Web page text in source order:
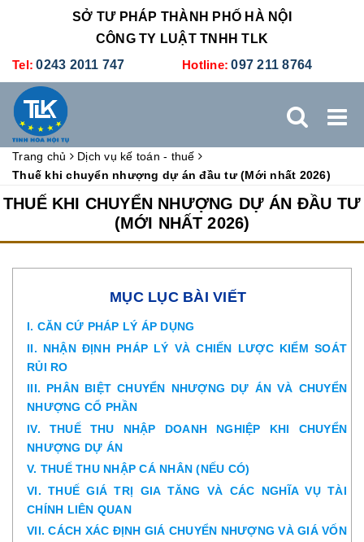
SỞ TƯ PHÁP THÀNH PHỐ HÀ NỘI
CÔNG TY LUẬT TNHH TLK
Tel: 0243 2011 747 Hotline: 097 211 8764
DỊCH VỤ KẾ TOÁN - THUẾ XÚC TIẾN THƯƠNG MẠI
BẢNG GIÁ ĐÀO TẠO TUYỂN DỤNG LIÊN HỆ
Trang chủ
Dịch vụ kế toán - thuế
Thuế khi chuyển nhượng dự án đầu tư (Mới nhất 2026)
THUẾ KHI CHUYỂN NHƯỢNG DỰ ÁN ĐẦU TƯ
(MỚI NHẤT 2026)
MỤC LỤC BÀI VIẾT
I. CĂN CỨ PHÁP LÝ ÁP DỤNG
II. NHẬN ĐỊNH PHÁP LÝ VÀ CHIẾN LƯỢC KIỂM SOÁT
RỦI RO
III. PHÂN BIỆT CHUYỂN NHƯỢNG DỰ ÁN VÀ CHUYỂN
NHƯỢNG CỔ PHẦN
IV. THUẾ THU NHẬP DOANH NGHIỆP KHI CHUYỂN
NHƯỢNG DỰ ÁN
V. THUẾ THU NHẬP CÁ NHÂN (NẾU CÓ)
VI. THUẾ GIÁ TRỊ GIA TĂNG VÀ CÁC NGHĨA VỤ TÀI
CHÍNH LIÊN QUAN
VII. CÁCH XÁC ĐỊNH GIÁ CHUYỂN NHƯỢNG VÀ GIÁ VỐN